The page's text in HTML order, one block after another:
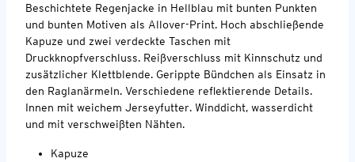
Beschichtete Regenjacke in Hellblau mit bunten Punkten
und bunten Motiven als Allover-Print. Hoch abschließende
Kapuze und zwei verdeckte Taschen mit
Druckknopfverschluss. Reißverschluss mit Kinnschutz und
zusätzlicher Klettblende. Gerippte Bündchen als Einsatz in
den Raglanärmeln. Verschiedene reflektierende Details.
Innen mit weichem Jerseyfutter. Winddicht, wasserdicht
und mit verschweißten Nähten.
Kapuze